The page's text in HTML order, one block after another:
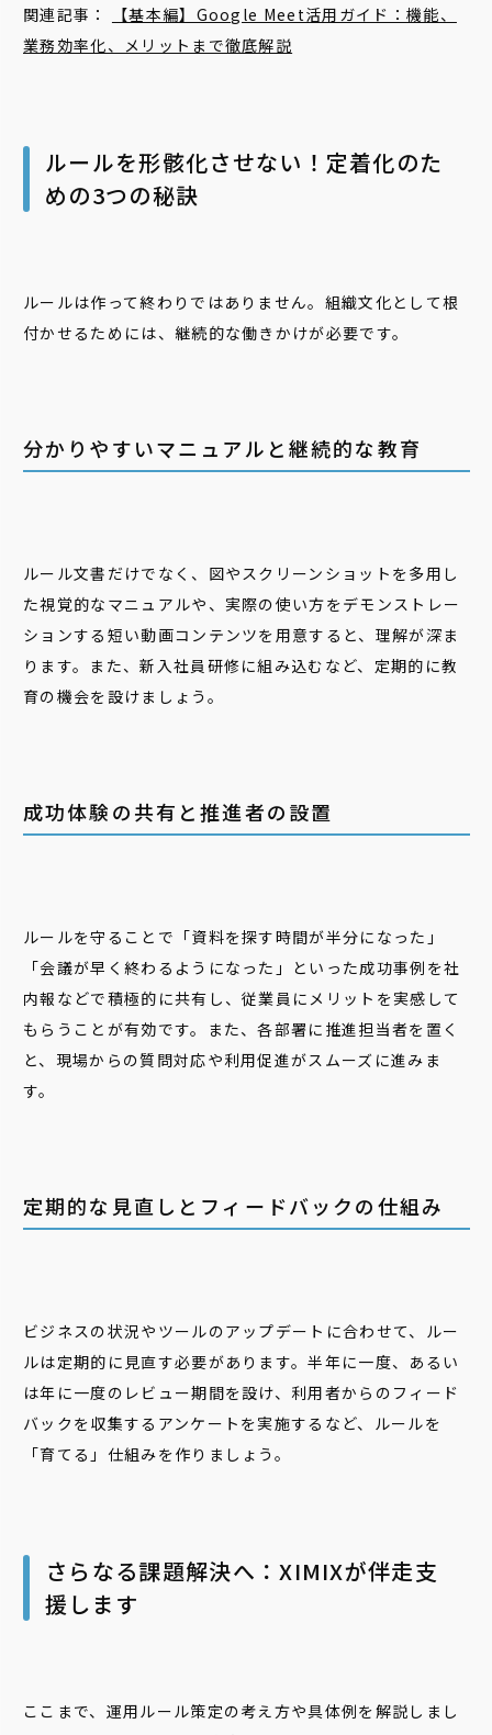
関連記事：
【基本編】Google Meet活用ガイド：機能、
業務効率化、メリットまで徹底解説
ルールを形骸化させない！定着化のた
めの3つの秘訣
ルールは作って終わりではありません。組織文化として根
付かせるためには、継続的な働きかけが必要です。
分かりやすいマニュアルと継続的な教育
ルール文書だけでなく、図やスクリーンショットを多用し
た視覚的なマニュアルや、実際の使い方をデモンストレー
ションする短い動画コンテンツを用意すると、理解が深ま
ります。また、新入社員研修に組み込むなど、定期的に教
育の機会を設けましょう。
成功体験の共有と推進者の設置
ルールを守ることで「資料を探す時間が半分になった」
「会議が早く終わるようになった」といった成功事例を社
内報などで積極的に共有し、従業員にメリットを実感して
もらうことが有効です。また、各部署に推進担当者を置く
と、現場からの質問対応や利用促進がスムーズに進みま
す。
定期的な見直しとフィードバックの仕組み
ビジネスの状況やツールのアップデートに合わせて、ルー
ルは定期的に見直す必要があります。半年に一度、あるい
は年に一度のレビュー期間を設け、利用者からのフィード
バックを収集するアンケートを実施するなど、ルールを
「育てる」仕組みを作りましょう。
さらなる課題解決へ：XIMIXが伴走支
援します
ここまで、運用ルール策定の考え方や具体例を解説しまし